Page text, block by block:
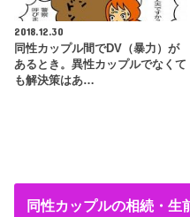
2018.12.30
同性カップル間でDV（暴力）が
あるとき。異性カップルでなくて
も解決策はあ…
同性カップルの相続・生